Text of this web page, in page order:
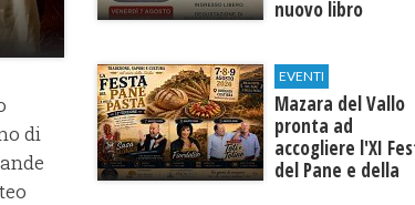
di
nuovo libro
EVENTI
Mazara del Vallo
pronta ad
accogliere l'XI
del Pane e della